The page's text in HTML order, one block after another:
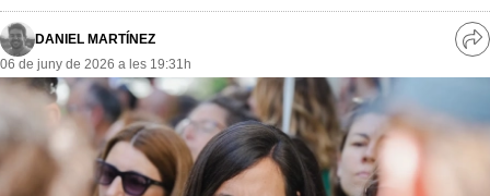
MésQueEstil
MésQuePartits
MésQueSuccessos
MésQueMercats
DANIEL MARTÍNEZ
06 de juny de 2026 a les 19:31h